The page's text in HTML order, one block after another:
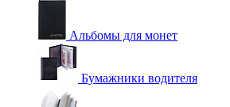
Альбомы для монет
Бумажники водителя